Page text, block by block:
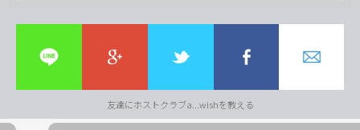
友達にホストクラブa...wishを教える